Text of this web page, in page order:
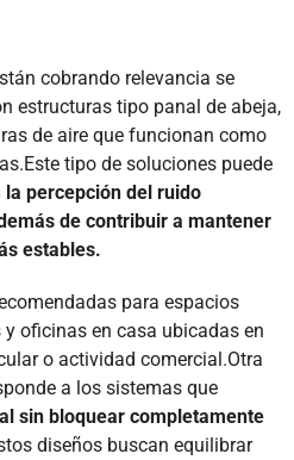
cobrando relevancia se
estructuras tipo panal de abeja,
de aire que funcionan como
tipo de soluciones puede
la percepción del ruido
de contribuir a mantener
estables.
para espacios
oficinas en casa ubicadas en
o actividad comercial.Otra
a los sistemas que
sin bloquear completamente
diseños buscan equilibrar